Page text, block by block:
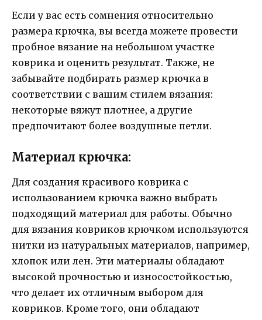
Если у вас есть сомнения относительно
размера крючка, вы всегда можете провести
пробное вязание на небольшом участке
коврика и оценить результат. Также, не
забывайте подбирать размер крючка в
соответствии с вашим стилем вязания:
некоторые вяжут плотнее, а другие
предпочитают более воздушные петли.
Материал крючка:
Для создания красивого коврика с
использованием крючка важно выбрать
подходящий материал для работы. Обычно
для вязания ковриков крючком используются
нитки из натуральных материалов, например,
хлопок или лен. Эти материалы обладают
высокой прочностью и износостойкостью,
что делает их отличным выбором для
ковриков. Кроме того, они обладают